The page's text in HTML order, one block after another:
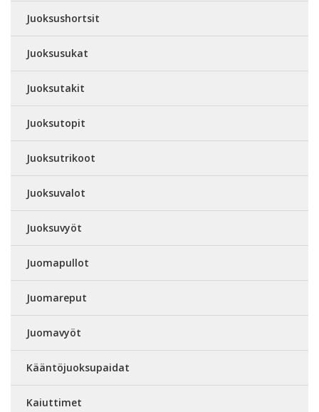
Juoksushortsit
Juoksusukat
Juoksutakit
Juoksutopit
Juoksutrikoot
Juoksuvalot
Juoksuvyöt
Juomapullot
Juomareput
Juomavyöt
Kääntöjuoksupaidat
Kaiuttimet